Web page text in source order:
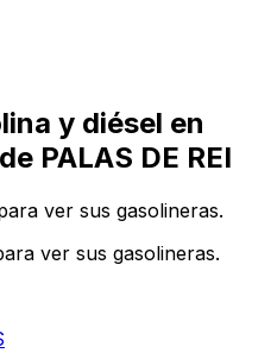
y diésel en
PALAS DE REI
ver sus gasolineras.
ver sus gasolineras.